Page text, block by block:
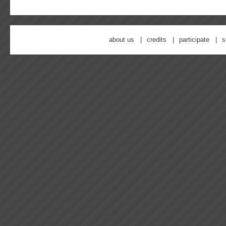
about us credits participate